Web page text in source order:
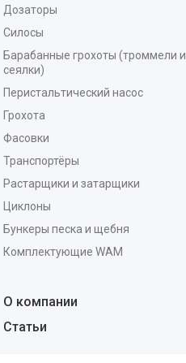
Дозаторы
Силосы
Барабанные грохоты (троммели и
сеялки)
Перистальтический насос
Грохота
Фасовки
Транспортёры
Растарщики и затарщики
Циклоны
Бункеры песка и щебня
Комплектующие WAM
О компании
Статьи